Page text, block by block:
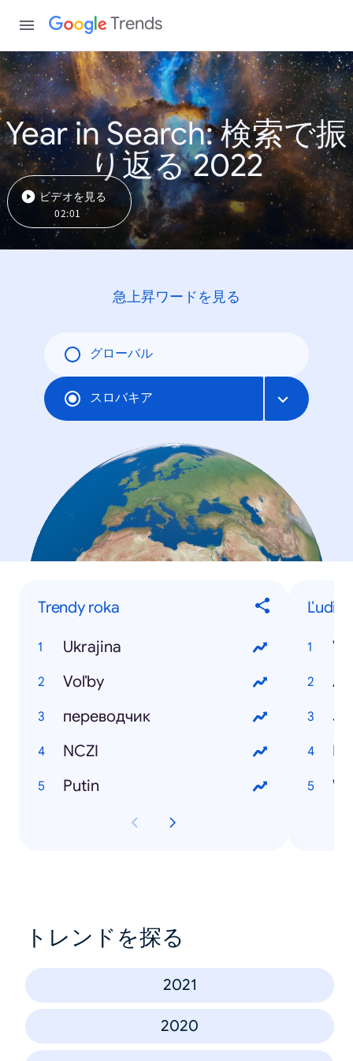
Trends
Year in Search: 検索で振
り返る 2022
ビデオを見る
02:01
急上昇ワードを見る
グローバル
スロバキア
Trendy roka
Ukrajina
Voľby
переводчик
NCZI
Putin
Ľudia
トレンドを探る
2021
2020